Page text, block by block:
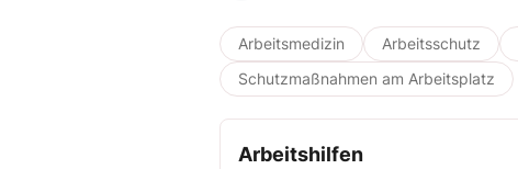
Arbeitsmedizin Arbeitsschutz
Schutzmaßnahmen am Arbeitsplatz
Arbeitshilfen